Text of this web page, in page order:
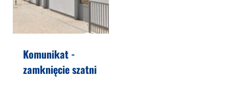
Komunikat -
zamknięcie szatni